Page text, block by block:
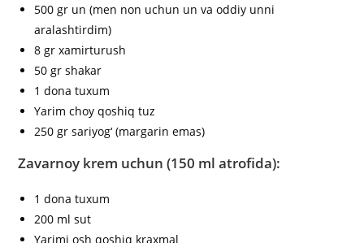
500 gr un (men non uchun un va oddiy unni
aralashtirdim)
8 gr xamirturush
50 gr shakar
1 dona tuxum
Yarim choy qoshiq tuz
250 gr sariyog‘ (margarin emas)
Zavarnoy krem uchun (150 ml atrofida):
1 dona tuxum
200 ml sut
Yarimi osh qoshiq kraxmal